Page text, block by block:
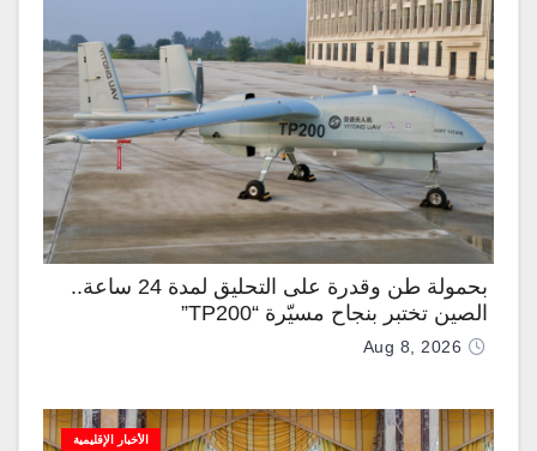
بحمولة طن وقدرة على التحليق لمدة 24 ساعة..
الصين تختبر بنجاح مسيّرة “TP200”
Aug 8, 2026
الأخبار الإقليمية